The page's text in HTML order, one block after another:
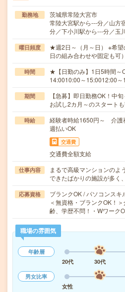
勤務地
茨城県常陸大宮市
常陸大宮駅から---分／山方
分／下小川駅から---分／玉
曜日頻度
★週2日～（月～日） ※希
日の組み合わせや固定も可）
時間
★【日勤のみ】1日5時間
14:0010:00～15:0012:00
期間
【急募】即日勤務OK！
お試し2カ月～のスタートも
時給
経験者時給1650円～ 介
週払いOK
交通費
交通費全額支給
仕事内容
まるで高級マンションのよ
できたばかりの施設が多
応募資格
ブランクOK / パソコンスキ
＜無資格・ブランクOK！
齢、学歴不問！・Wワーク
職場の雰囲気
年齢層
20代
30代
男女比率
女性